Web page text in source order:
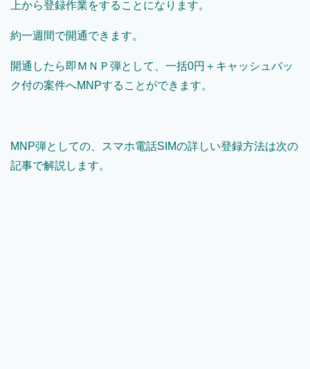
上から登録作業をすることになります。
約一週間で開通できます。
開通したら即ＭＮＰ弾として、一括0円＋キャッシュバッ
ク付の案件へMNPすることができます。
MNP弾としての、スマホ電話SIMの詳しい登録方法は次の
記事で解説します。